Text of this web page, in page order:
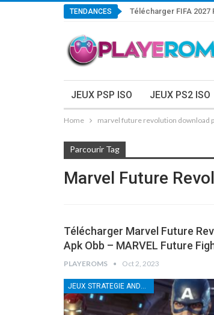
TENDANCES Télécharger FIFA 2027
JEUX PSP ISO JEUX PS2 ISO
Home marvel future revolution download
Parcourir Tag
Marvel Future
Télécharger Marvel Future
Apk Obb – MARVEL Future
PLAYEROMS Oct 2, 2023
JEUX STRATEGIE ANDROID